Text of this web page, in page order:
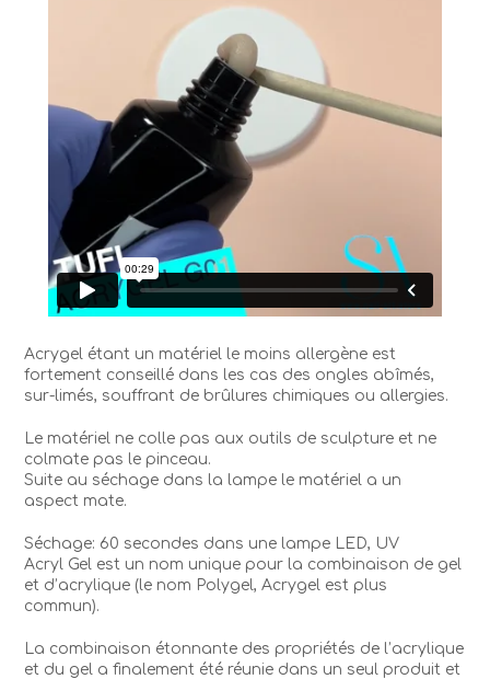
Acrygel étant un matériel le moins allergène est
fortement conseillé dans les cas des ongles abîmés,
sur-limés, souffrant de brûlures chimiques ou allergies.
Le matériel ne colle pas aux outils de sculpture et ne
colmate pas le pinceau.
Suite au séchage dans la lampe le matériel a un
aspect mate.
Séchage: 60 secondes dans une lampe LED, UV
Acryl Gel est un nom unique pour la combinaison de gel
et d’acrylique (le nom Polygel, Acrygel est plus
commun).
La combinaison étonnante des propriétés de l’acrylique
et du gel a finalement été réunie dans un seul produit et